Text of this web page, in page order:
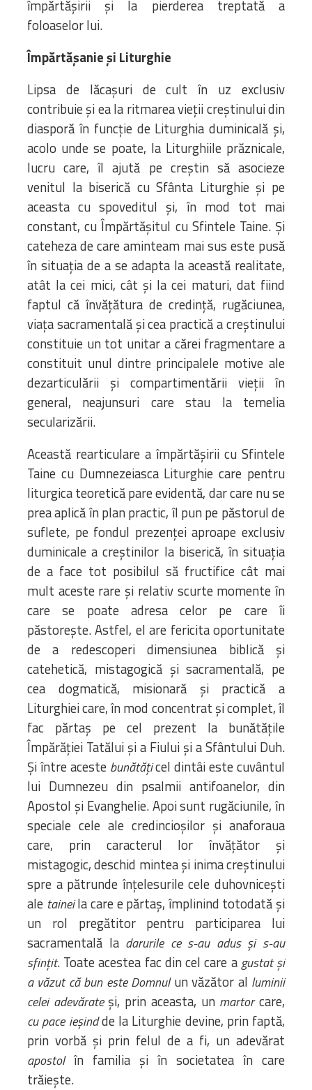
împărtășirii și la pierderea treptată a
foloaselor lui.
Împărtășanie și Liturghie
Lipsa de lăcașuri de cult în uz exclusiv
contribuie și ea la ritmarea vieții creștinului din
diasporă în funcție de Liturghia duminicală și,
acolo unde se poate, la Liturghiile prăznicale,
lucru care, îl ajută pe creștin să asocieze
venitul la biserică cu Sfânta Liturghie și pe
aceasta cu spoveditul și, în mod tot mai
constant, cu Împărtășitul cu Sfintele Taine. Și
cateheza de care aminteam mai sus este pusă
în situația de a se adapta la această realitate,
atât la cei mici, cât și la cei maturi, dat fiind
faptul că învățătura de credință, rugăciunea,
viața sacramentală și cea practică a creștinului
constituie un tot unitar a cărei fragmentare a
constituit unul dintre principalele motive ale
dezarticulării și compartimentării vieții în
general, neajunsuri care stau la temelia
secularizării.
Această rearticulare a împărtășirii cu Sfintele
Taine cu Dumnezeiasca Liturghie care pentru
liturgica teoretică pare evidentă, dar care nu se
prea aplică în plan practic, îl pun pe păstorul de
suflete, pe fondul prezenței aproape exclusiv
duminicale a creștinilor la biserică, în situația
de a face tot posibilul să fructifice cât mai
mult aceste rare și relativ scurte momente în
care se poate adresa celor pe care îi
păstorește. Astfel, el are fericita oportunitate
de a redescoperi dimensiunea biblică și
catehetică, mistagogică și sacramentală, pe
cea dogmatică, misionară și practică a
Liturghiei care, în mod concentrat și complet, îl
fac părtaș pe cel prezent la bunătățile
Împărăției Tatălui și a Fiului și a Sfântului Duh.
Și între aceste bunătățicel dintâi este cuvântul
lui Dumnezeu din psalmii antifoanelor, din
Apostol și Evanghelie. Apoi sunt rugăciunile, în
speciale cele ale credincioșilor și anaforaua
care, prin caracterul lor învățător și
mistagogic, deschid mintea și inima creștinului
spre a pătrunde înțelesurile cele duhovnicești
ale taineila care e părtaș, împlinind totodată și
un rol pregătitor pentru participarea lui
sacramentală la darurile ce s-au adus și s-au
sfințit. Toate acestea fac din cel care agustat și
a văzut că bun este Domnulun văzător al luminii
celei adevărateși, prin aceasta, un martorcare,
cu pace ieșindde la Liturghie devine, prin faptă,
prin vorbă și prin felul de a fi, un adevărat
apostolîn familia și în societatea în care
trăiește.